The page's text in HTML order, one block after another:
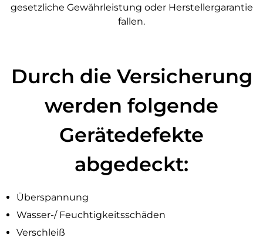
gesetzliche Gewährleistung oder Herstellergarantie
fallen.
Durch die Versicherung
werden folgende
Gerätedefekte
abgedeckt:
Überspannung
Wasser-/ Feuchtigkeitsschäden
Verschleiß